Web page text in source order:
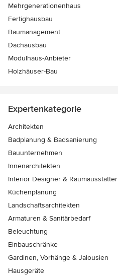
Mehrgenerationenhaus
Fertighausbau
Baumanagement
Dachausbau
Modulhaus-Anbieter
Holzhäuser-Bau
Expertenkategorie
Architekten
Badplanung & Badsanierung
Bauunternehmen
Innenarchitekten
Interior Designer & Raumausstatter
Küchenplanung
Landschaftsarchitekten
Armaturen & Sanitärbedarf
Beleuchtung
Einbauschränke
Gardinen, Vorhänge & Jalousien
Hausgeräte